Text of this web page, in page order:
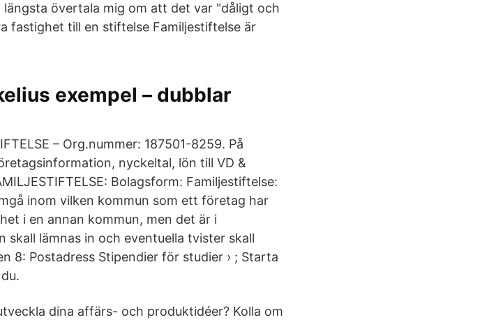
övertala mig om att det var "dåligt och
fastighet till en stiftelse Familjestiftelse är
exempel – dubblar
– Org.nummer: 187501-8259. På
nyckeltal, lön till VD &
Bolagsform: Familjestiftelse:
inom vilken kommun som ett företag har
i en annan kommun, men det är i
lämnas in och eventuella tvister skall
8: Postadress Stipendier för studier › ; Starta
dina affärs- och produktidéer? Kolla om